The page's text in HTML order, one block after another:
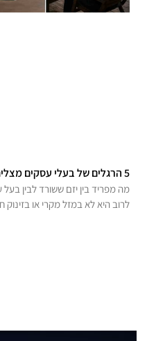
5 הרגלים של בעלי עסקים מצליחים במיוחד
מה מפריד בין יזם ששורד לבין
לרוב היא לא במזל מקרי או